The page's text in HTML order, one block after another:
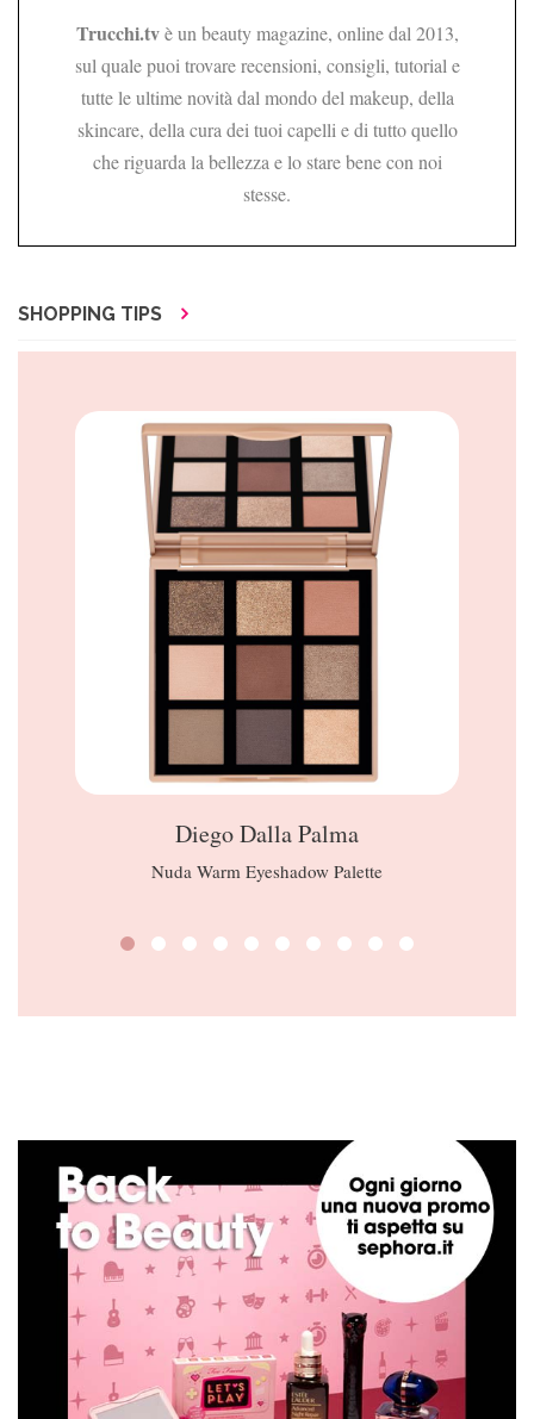
Trucchi.tvè un beauty magazine, online dal 2013,
sul quale puoi trovare recensioni, consigli, tutorial e
tutte le ultime novità dal mondo del makeup, della
skincare, della cura dei tuoi capelli e di tutto quello
che riguarda la bellezza e lo stare bene con noi
stesse.
SHOPPING TIPS
Diego Dalla Palma
Nuda Warm Eyeshadow Palette